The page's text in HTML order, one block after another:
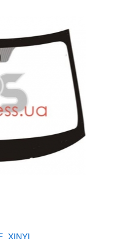
XINYI